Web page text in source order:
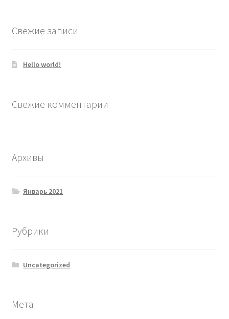
Свежие записи
Hello world!
Свежие комментарии
Архивы
Январь 2021
Рубрики
Uncategorized
Мета